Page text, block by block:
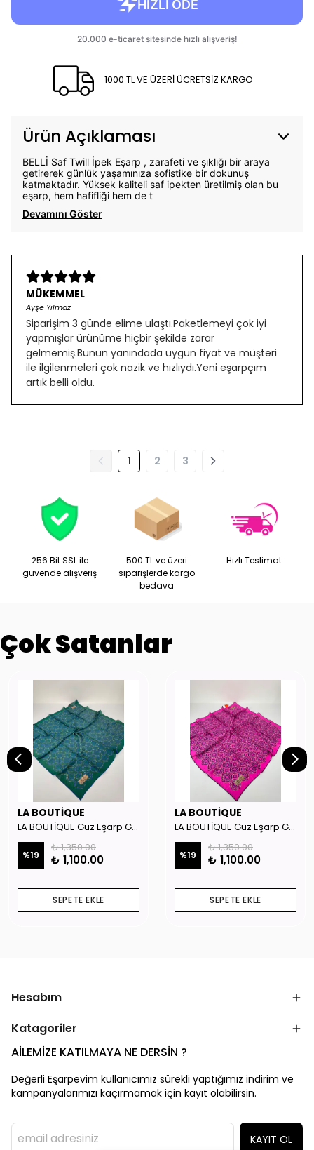
1000 TL VE ÜZERİ ÜCRETSİZ KARGO
Ürün Açıklaması
BELLİ Saf Twill İpek Eşarp , zarafeti ve şıklığı bir araya
getirerek günlük yaşamınıza sofistike bir dokunuş
katmaktadır. Yüksek kaliteli saf ipekten üretilmiş olan bu
eşarp, hem hafifliği hem de t
Devamını Göster
MÜKEMMEL
Ayşe Yılmaz
Siparişim 3 günde elime ulaştı.Paketlemeyi çok iyi
yapmışlar ürünüme hiçbir şekilde zarar
gelmemiş.Bunun yanındada uygun fiyat ve müşteri
ile ilgilenmeleri çok nazik ve hızlıydı.Yeni eşarpçım
artık belli oldu.
1 2 3
256 Bit SSL ile
güvende alışveriş
500 TL ve üzeri
siparişlerde kargo
bedava
Hızlı Teslimat
Çok Satanlar
LA BOUTİQUE
LA BOUTİQUE Güz Eşarp GYSE221810
%19
₺ 1,350.00
₺ 1,100.00
SEPETE EKLE
LA BOUTİQUE
LA BOUTİQUE Güz Eşarp GYSE221808
%19
₺ 1,350.00
₺ 1,100.00
SEPETE EKLE
Hesabım
Katagoriler
AİLEMİZE KATILMAYA NE DERSİN ?
Değerli Eşarpevim kullanıcımız sürekli yaptığımız indirim ve
kampanyalarımızı kaçırmamak için kayıt olabilirsin.
KAYIT OL